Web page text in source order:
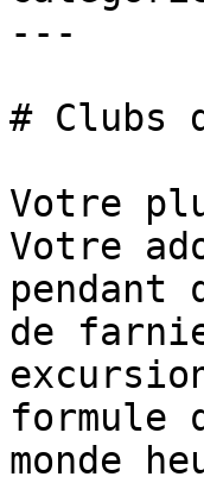
---
# Clubs
Votre
Votre
pendant
de
formule
monde